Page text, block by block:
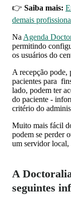
👉 Saiba mais:
demais
Na Agenda
permitindo
os usuários do
A recepção pode,
pacientes para
lado, podem ter
do paciente -
critério do
Muito mais fácil
podem se perder
um servidor local,
A
seguintes